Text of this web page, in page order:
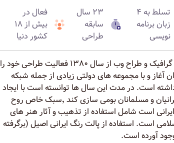
تسلط به ۴
زبان برنامه
نویسی
۲۳ سال
سابقه
طراحی
فعال در
بیش از ۱۸
کشور دنیا
روح الله بلوردی دانش آموخته رشته گرافیک و طراح وب از سال ۱۳۸۰ فعالیت طراحی خود را
آغاز و با مجموعه های دولتی زیادی از جمله شبکه
است. در مدت این سال ها توانسته است با ایجاد
سبکی نو در طراحی وب آن را برای ایرانیان و مسلمانان بومی سازی کند ٬‌سبک خاص روح
ایرانی است شامل استفاده از تذهیب و آثار هنر های
است. استفاده از پالت رنگ ایرانی اصیل (برگرفته
وجود آورده است.